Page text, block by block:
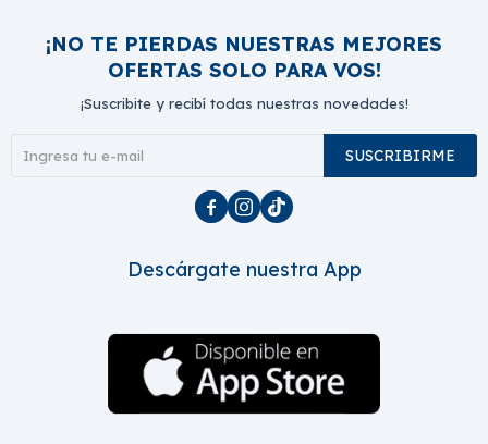
¡NO TE PIERDAS NUESTRAS MEJORES
OFERTAS SOLO PARA VOS!
¡Suscribite y recibí todas nuestras novedades!
SUSCRIBIRME
  
Descárgate nuestra App